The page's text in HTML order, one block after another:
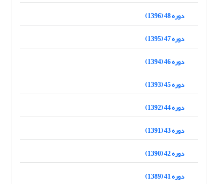
دوره 48 (1396)
دوره 47 (1395)
دوره 46 (1394)
دوره 45 (1393)
دوره 44 (1392)
دوره 43 (1391)
دوره 42 (1390)
دوره 41 (1389)